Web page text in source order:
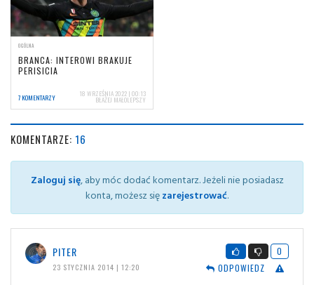
OGÓLNA
BRANCA: INTEROWI BRAKUJE
PERISICIA
7 KOMENTARZY 18 WRZEŚNIA 2022 | 00:13
BŁAŻEJ MAŁOLEPSZY
KOMENTARZE: 16
Zaloguj się, aby móc dodać komentarz. Jeżeli nie posiadasz
konta, możesz sięzarejestrować.
PITER
23 STYCZNIA 2014 | 12:20
0
ODPOWIEDZ